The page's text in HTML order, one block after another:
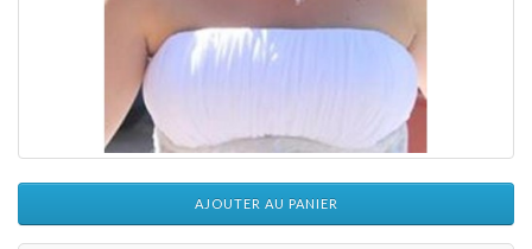
AJOUTER AU PANIER